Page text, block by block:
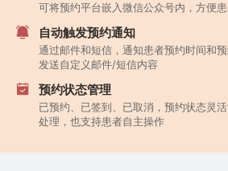
可将预约平台嵌入微信公众号内，方便
自动触发预约通知
通过邮件和短信，通知患者预约时间和
发送自定义邮件/短信内容
预约状态管理
已预约、已签到、已取消，预约状态灵
处理，也支持患者自主操作